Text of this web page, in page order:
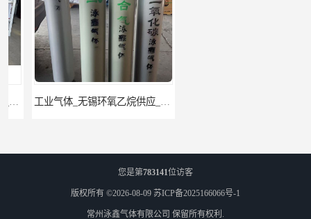
工业气体_无锡环氧乙烷供应_泳鑫气体
您是第783141位访客
版权所有 ©2026-08-09 苏ICP备2025166066号-1
常州泳鑫气体有限公司 保留所有权利.